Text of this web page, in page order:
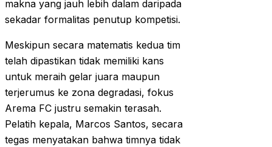
makna yang jauh lebih dalam daripada
sekadar formalitas penutup kompetisi.
Meskipun secara matematis kedua tim
telah dipastikan tidak memiliki kans
untuk meraih gelar juara maupun
terjerumus ke zona degradasi, fokus
Arema FC justru semakin terasah.
Pelatih kepala, Marcos Santos, secara
tegas menyatakan bahwa timnya tidak